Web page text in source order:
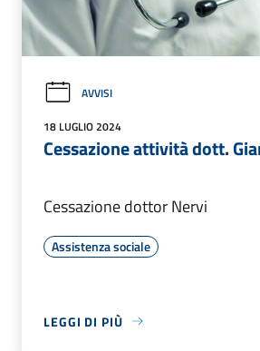
AVVISI
18 LUGLIO 2024
Cessazione attività dott.
Cessazione dottor Nervi
Assistenza sociale
LEGGI DI PIÙ